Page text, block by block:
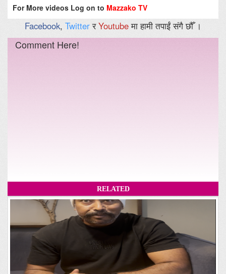
For More videos Log on to Mazzako TV
Facebook, TwitterरYoutubeमा हामी तपाईं संगै छौँ ।
Comment Here!
RELATED